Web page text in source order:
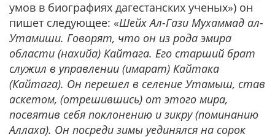
умов в биографиях дагестанских ученых») он
пишет следующее: «Шейх Ал-Гази Мухаммад ал-
Утамиши. Говорят, что он из рода эмира
области (нахийа) Кайтага. Его старший брат
служил в управлении (имарат) Кайтака
(Кайтага). Он перешел в селение Утамыш, став
аскетом, (отрешившись) от этого мира,
посвятив себя поклонению и зикру (поминанию
Аллаха). Он посреди зимы уединялся на сорок